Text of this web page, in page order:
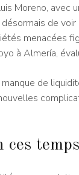
Moreno,
de
menacées
à Almería,
de